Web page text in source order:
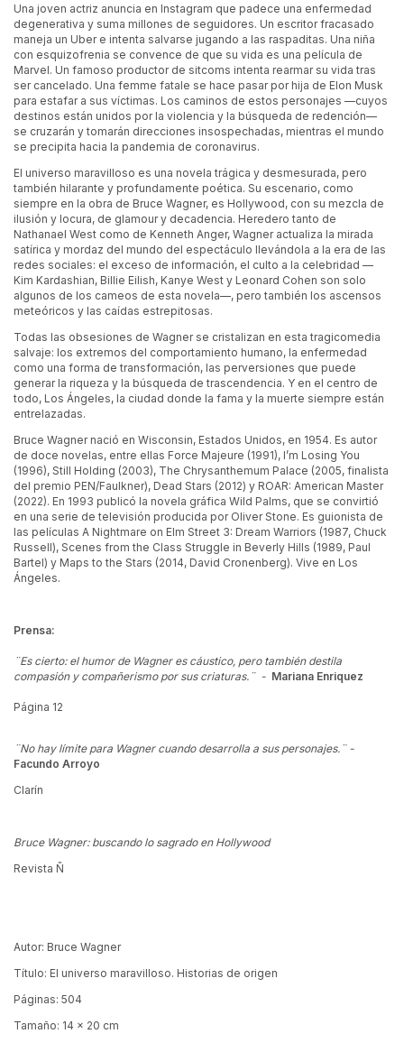
Una joven actriz anuncia en Instagram que padece una enfermedad
degenerativa y suma millones de seguidores. Un escritor fracasado
maneja un Uber e intenta salvarse jugando a las raspaditas. Una niña
con esquizofrenia se convence de que su vida es una película de
Marvel. Un famoso productor de sitcoms intenta rearmar su vida tras
ser cancelado. Una femme fatale se hace pasar por hija de Elon Musk
para estafar a sus víctimas. Los caminos de estos personajes —cuyos
destinos están unidos por la violencia y la búsqueda de redención—
se cruzarán y tomarán direcciones insospechadas, mientras el mundo
se precipita hacia la pandemia de coronavirus.
El universo maravilloso es una novela trágica y desmesurada, pero
también hilarante y profundamente poética. Su escenario, como
siempre en la obra de Bruce Wagner, es Hollywood, con su mezcla de
ilusión y locura, de glamour y decadencia. Heredero tanto de
Nathanael West como de Kenneth Anger, Wagner actualiza la mirada
satírica y mordaz del mundo del espectáculo llevándola a la era de las
redes sociales: el exceso de información, el culto a la celebridad —
Kim Kardashian, Billie Eilish, Kanye West y Leonard Cohen son solo
algunos de los cameos de esta novela—, pero también los ascensos
meteóricos y las caídas estrepitosas.
Todas las obsesiones de Wagner se cristalizan en esta tragicomedia
salvaje: los extremos del comportamiento humano, la enfermedad
como una forma de transformación, las perversiones que puede
generar la riqueza y la búsqueda de trascendencia. Y en el centro de
todo, Los Ángeles, la ciudad donde la fama y la muerte siempre están
entrelazadas.
Bruce Wagner nació en Wisconsin, Estados Unidos, en 1954. Es autor
de doce novelas, entre ellas Force Majeure (1991), I’m Losing You
(1996), Still Holding (2003), The Chrysanthemum Palace (2005, finalista
del premio PEN/Faulkner), Dead Stars (2012) y ROAR: American Master
(2022). En 1993 publicó la novela gráfica Wild Palms, que se convirtió
en una serie de televisión producida por Oliver Stone. Es guionista de
las películas A Nightmare on Elm Street 3: Dream Warriors (1987, Chuck
Russell), Scenes from the Class Struggle in Beverly Hills (1989, Paul
Bartel) y Maps to the Stars (2014, David Cronenberg). Vive en Los
Ángeles.
Prensa:
¨Es cierto: el humor de Wagner es cáustico, pero también destila
compasión y compañerismo por sus criaturas.¨ - Mariana Enriquez
Página 12
¨No hay límite para Wagner cuando desarrolla a sus personajes.¨ -
Facundo Arroyo
Clarín
Bruce Wagner: buscando lo sagrado en Hollywood
Revista Ñ
Autor: Bruce Wagner
Título: El universo maravilloso. Historias de origen
Páginas: 504
Tamaño: 14 x 20 cm